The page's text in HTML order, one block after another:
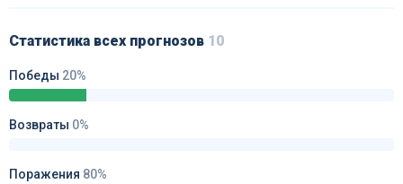
Статистика всех прогнозов 10
Победы 20%
Возвраты 0%
Поражения 80%